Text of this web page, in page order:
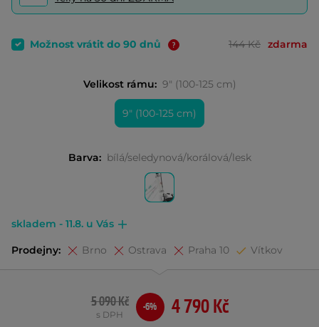
Možnost vrátit do 90 dnů 144 Kč zdarma
Velikost rámu: 9" (100-125 cm)
9" (100-125 cm)
Barva: bílá/seledynová/korálová/lesk
skladem - 11.8. u Vás
Prodejny: Brno Ostrava Praha 10 Vítkov
4 790 Kč
5 090 Kč
s DPH
-6%